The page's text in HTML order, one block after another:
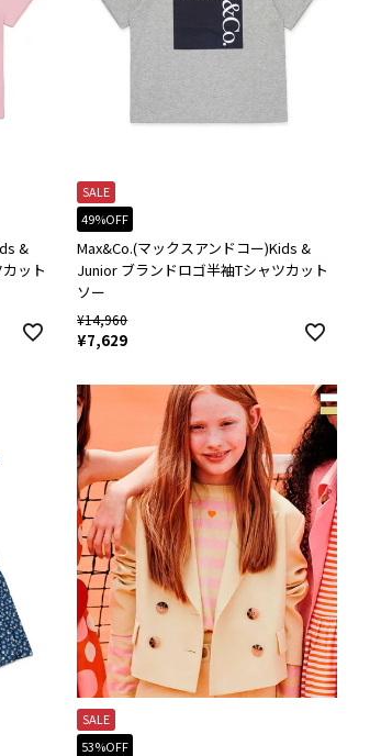
&
ット
SALE
49%OFF
Max&Co.(マックスアンドコー)Kids &
Junior ブランドロゴ半袖Tシャツカット
ソー
¥14,960
¥7,629
SALE
53%OFF